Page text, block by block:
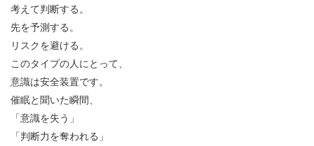
考えて判断する。
先を予測する。
リスクを避ける。
このタイプの人にとって、
意識は安全装置です。
催眠と聞いた瞬間、
「意識を失う」
「判断力を奪われる」